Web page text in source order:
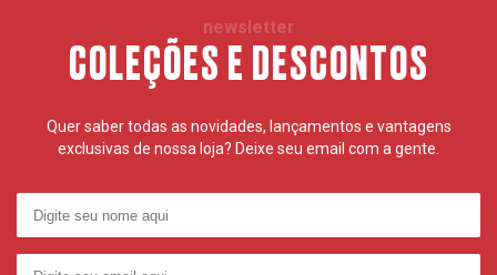
newsletter
COLEÇÕES E DESCONTOS
Quer saber todas as novidades, lançamentos e vantagens
exclusivas de nossa loja? Deixe seu email com a gente.